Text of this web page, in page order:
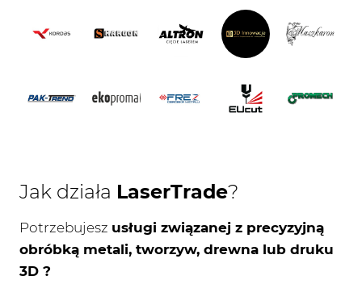
Jak działa LaserTrade?
Potrzebujesz usługi związanej z precyzyjną
obróbką metali, tworzyw, drewna lub druku
3D ?